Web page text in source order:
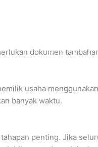
dokumen
usaha
banyak waktu.
penting. Jika